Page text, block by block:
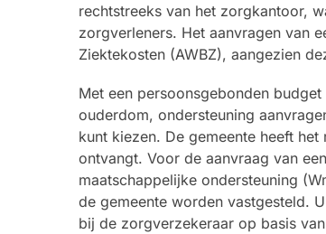
rechtstreeks van het zorgkantoor,
zorgverleners. Het aanvragen van
Ziektekosten (AWBZ), aangezien
Met een persoonsgebonden
ouderdom, ondersteuning
kunt kiezen. De gemeente heeft
ontvangt. Voor de aanvraag van
maatschappelijke ondersteuning
de gemeente worden vastgesteld.
bij de zorgverzekeraar op basis